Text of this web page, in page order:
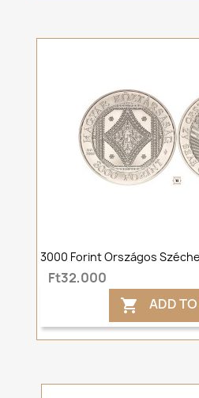
3000 Forint Országos
Ft32,000
 ADD